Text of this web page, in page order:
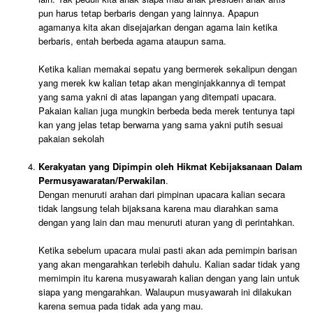
pun harus tetap berbaris dengan yang lainnya. Apapun
agamanya kita akan disejajarkan dengan agama lain ketika
berbaris, entah berbeda agama ataupun sama.
Ketika kalian memakai sepatu yang bermerek sekalipun dengan
yang merek kw kalian tetap akan menginjakkannya di tempat
yang sama yakni di atas lapangan yang ditempati upacara.
Pakaian kalian juga mungkin berbeda beda merek tentunya tapi
kan yang jelas tetap berwarna yang sama yakni putih sesuai
pakaian sekolah
Kerakyatan yang Dipimpin oleh Hikmat Kebijaksanaan Dalam
Permusyawaratan/Perwakilan.
Dengan menuruti arahan dari pimpinan upacara kalian secara
tidak langsung telah bijaksana karena mau diarahkan sama
dengan yang lain dan mau menuruti aturan yang di perintahkan.
Ketika sebelum upacara mulai pasti akan ada pemimpin barisan
yang akan mengarahkan terlebih dahulu. Kalian sadar tidak yang
memimpin itu karena musyawarah kalian dengan yang lain untuk
siapa yang mengarahkan. Walaupun musyawarah ini dilakukan
karena semua pada tidak ada yang mau.